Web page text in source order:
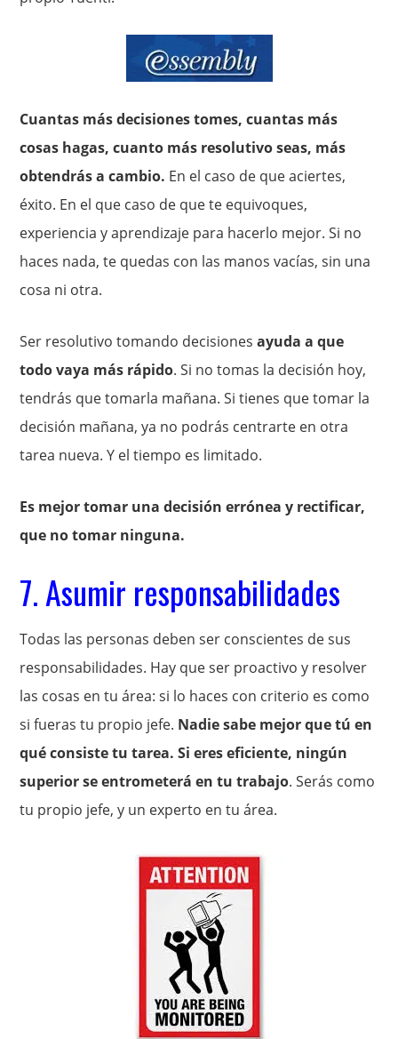
Cuantas más decisiones tomes, cuantas más
cosas hagas, cuanto más resolutivo seas, más
obtendrás a cambio. En el caso de que aciertes,
éxito. En el que caso de que te equivoques,
experiencia y aprendizaje para hacerlo mejor. Si no
haces nada, te quedas con las manos vacías, sin una
cosa ni otra.
Ser resolutivo tomando decisionesayuda a que
todo vaya más rápido. Si no tomas la decisión hoy,
tendrás que tomarla mañana. Si tienes que tomar la
decisión mañana, ya no podrás centrarte en otra
tarea nueva. Y el tiempo es limitado.
Es mejor tomar una decisión errónea y rectificar,
que no tomar ninguna.
7. Asumir responsabilidades
Todas las personas deben ser conscientes de sus
responsabilidades. Hay que ser proactivo y resolver
las cosas en tu área: si lo haces con criterio es como
si fueras tu propio jefe. Nadie sabe mejor que tú en
qué consiste tu tarea. Si eres eficiente, ningún
superior se entrometerá en tu trabajo. Serás como
tu propio jefe, y un experto en tu área.